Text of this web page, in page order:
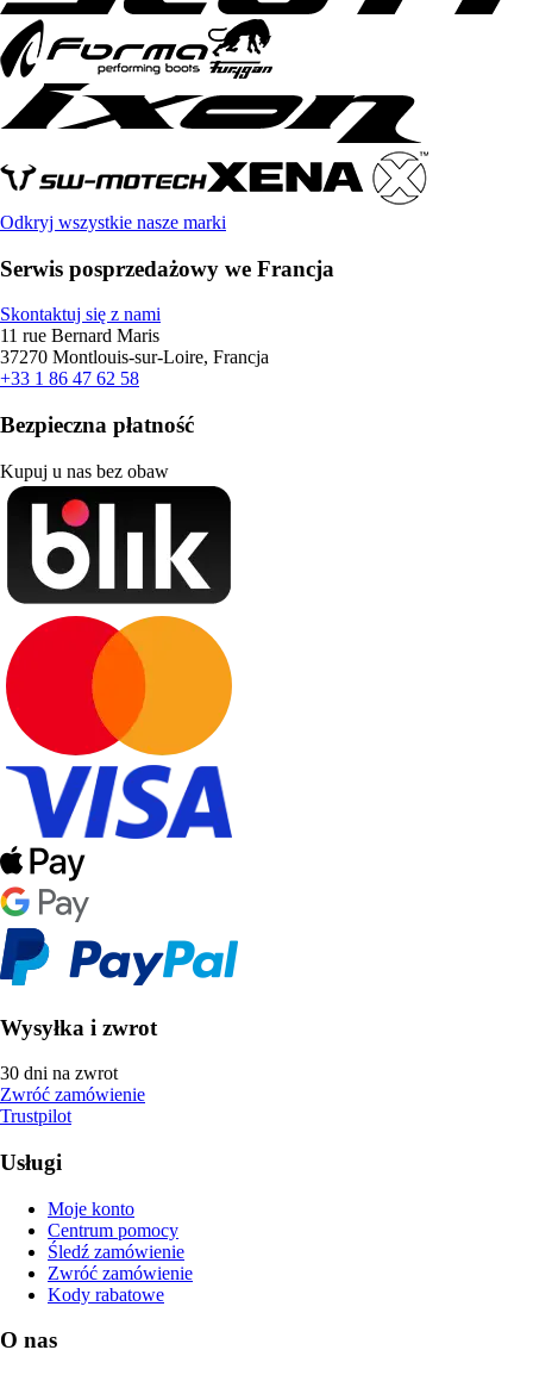
Odkryj wszystkie nasze marki
Serwis posprzedażowy we Francja
Skontaktuj się z nami
11 rue Bernard Maris
37270 Montlouis-sur-Loire, Francja
+33 1 86 47 62 58
Bezpieczna płatność
Kupuj u nas bez obaw
Wysyłka i zwrot
30 dni na zwrot
Zwróć zamówienie
Trustpilot
Usługi
Moje konto
Centrum pomocy
Śledź zamówienie
Zwróć zamówienie
Kody rabatowe
O nas